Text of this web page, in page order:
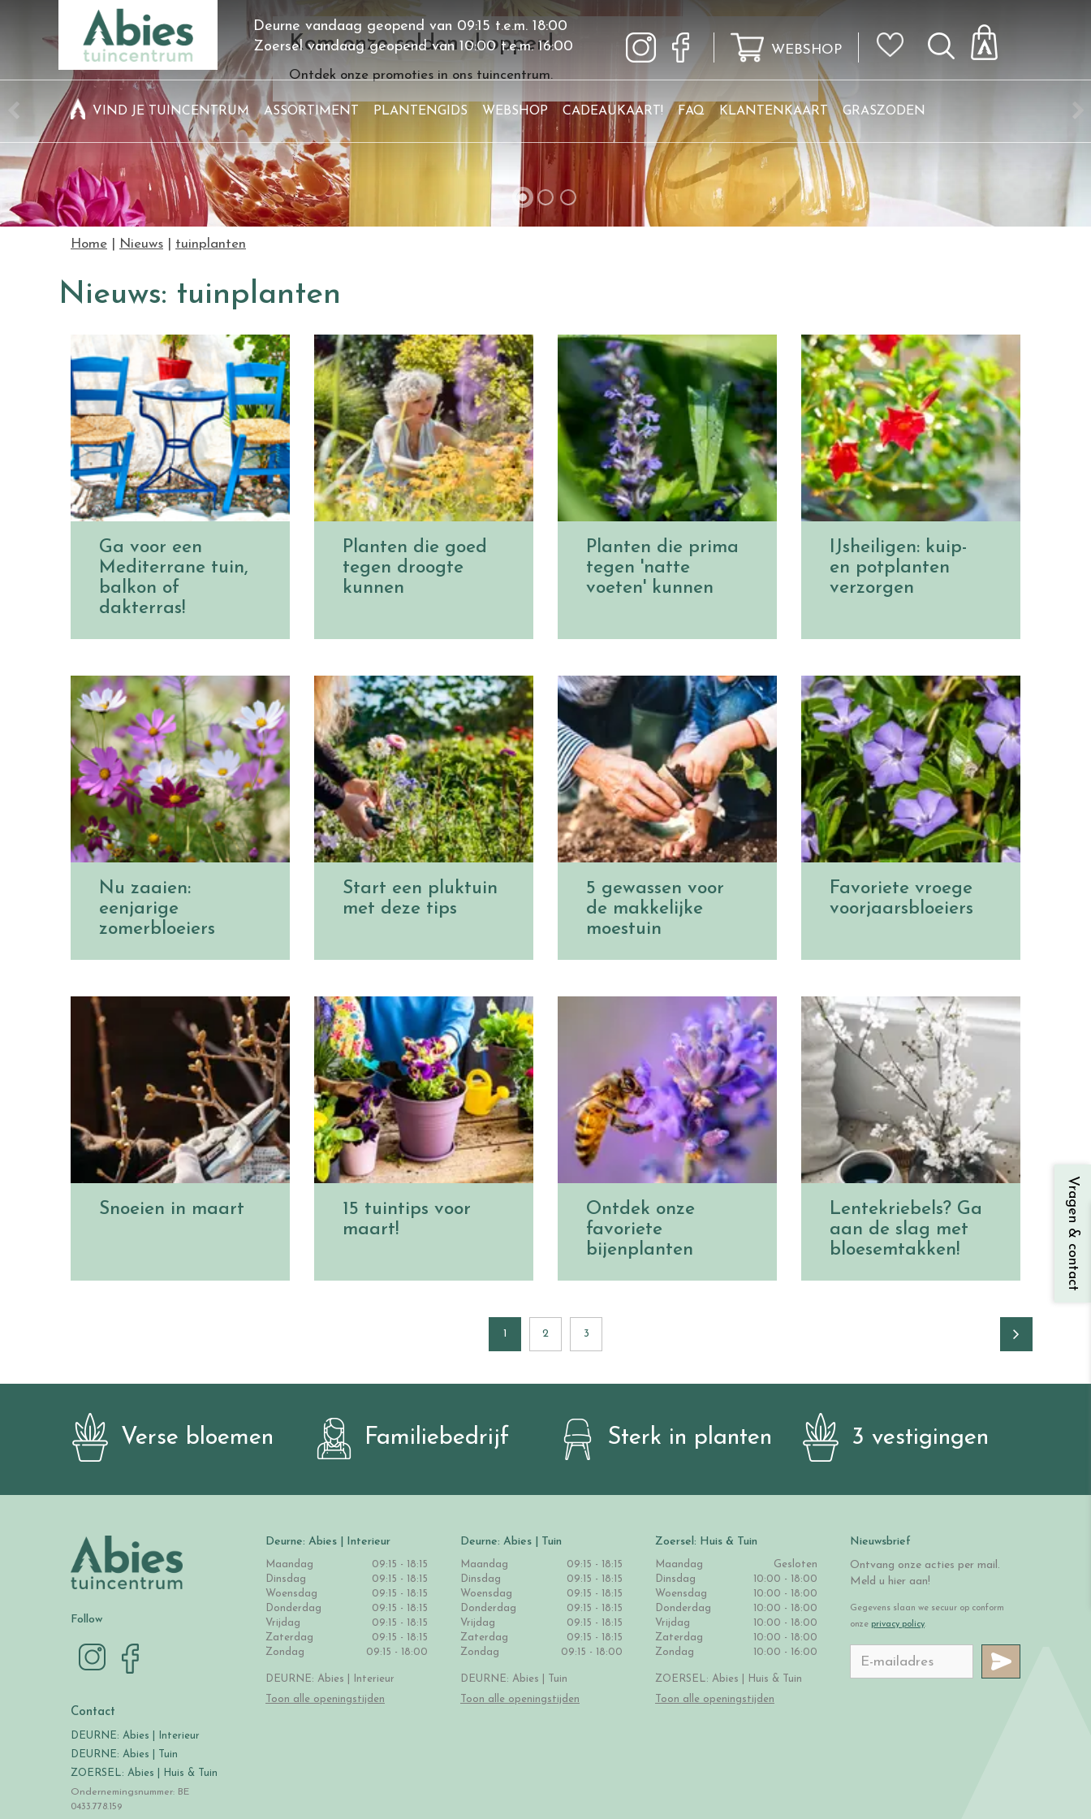
Kom onze solden shoppen!
Ontdek onze promoties in ons tuincentrum.
Home Nieuws tuinplanten
Deurne vandaag geopend van 09:15 t.e.m. 18:00
Zoersel vandaag geopend van10:00t.e.m.16:00 WEBSHOP
VIND JE TUINCENTRUM ASSORTIMENT PLANTENGIDS WEBSHOP CADEAUKAART! FAQ KLANTENKAART GRASZODEN
Nieuws: tuinplanten
Ga voor een
Mediterrane tuin,
balkon of
dakterras!
Planten die goed
tegen droogte
kunnen
Planten die prima
tegen 'natte
voeten' kunnen
IJsheiligen: kuip-
en potplanten
verzorgen
Nu zaaien:
eenjarige
zomerbloeiers
Start een pluktuin
met deze tips
5 gewassen voor
de makkelijke
moestuin
Favoriete vroege
voorjaarsbloeiers
Snoeien in maart
15 tuintips voor
maart!
Ontdek onze
favoriete
bijenplanten
Lentekriebels? Ga
aan de slag met
bloesemtakken!
1 2 3
Verse bloemen Familiebedrijf Sterk in planten 3 vestigingen
Follow
Contact
DEURNE: Abies | Interieur
DEURNE: Abies | Tuin
ZOERSEL: Abies | Huis & Tuin
Ondernemingsnummer: BE
0433.778.159
Deurne: Abies | Interieur
Maandag
09:15 - 18:15
Dinsdag
09:15 - 18:15
Woensdag
09:15 - 18:15
Donderdag
09:15 - 18:15
Vrijdag
09:15 - 18:15
Zaterdag
09:15 - 18:15
Zondag
09:15 - 18:00
DEURNE: Abies | Interieur
Toon alle openingstijden
Deurne: Abies | Tuin
Maandag
09:15 - 18:15
Dinsdag
09:15 - 18:15
Woensdag
09:15 - 18:15
Donderdag
09:15 - 18:15
Vrijdag
09:15 - 18:15
Zaterdag
09:15 - 18:15
Zondag
09:15 - 18:00
DEURNE: Abies | Tuin
Toon alle openingstijden
Zoersel: Huis & Tuin
Maandag
Gesloten
Dinsdag
10:00 - 18:00
Woensdag
10:00 - 18:00
Donderdag
10:00 - 18:00
Vrijdag
10:00 - 18:00
Zaterdag
10:00 - 18:00
Zondag
10:00 - 16:00
ZOERSEL: Abies | Huis & Tuin
Toon alle openingstijden
Nieuwsbrief
Ontvang onze acties per mail.
Meld u hier aan!
Gegevens slaan we secuur op conform
onze privacy policy.
Vragen & contact